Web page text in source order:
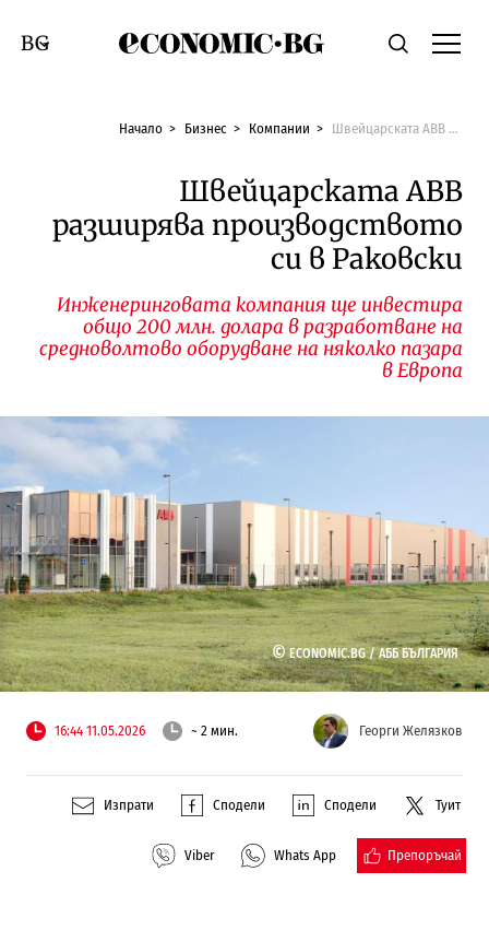
Economic.bgТърсене
Смяна на език
Начало Бизнес Компании Швейцарската ABB разширява производството си в Раковски
Швейцарската ABB
разширява производството
си в Раковски
Инженеринговата компания ще инвестира
общо 200 млн. долара в разработване на
средноволтово оборудване на няколко пазара
в Европа
©ECONOMIC.BG /АББ БЪЛГАРИЯ
16:44 11.05.2026 ~ 2 мин. Георги Желязков
Изпрати Сподели Сподели Туит
Viber Whats App Препоръчай